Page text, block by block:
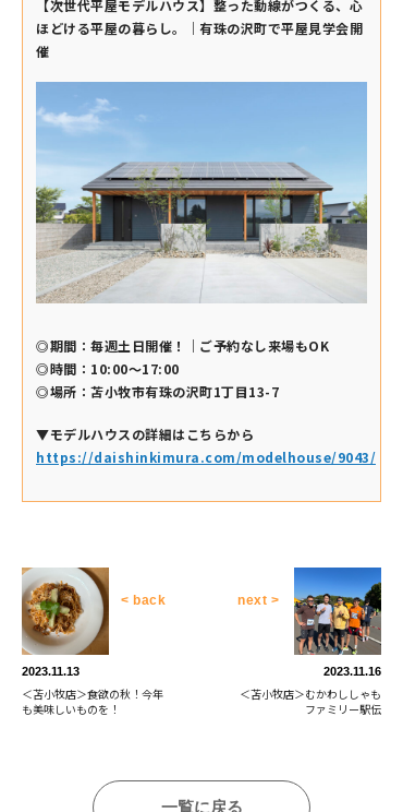
【次世代平屋モデルハウス】整った動線がつくる、心
ほどける平屋の暮らし。｜有珠の沢町で平屋見学会開
催
◎期間：毎週土日開催！｜ご予約なし来場もOK
◎時間：10:00～17:00
◎場所：苫小牧市有珠の沢町1丁目13-7
▼モデルハウスの詳細はこちらから
https://daishinkimura.com/modelhouse/9043/
2023.11.13
＜苫小牧店＞食欲の秋！今年
も美味しいものを！
< back
2023.11.16
＜苫小牧店＞むかわししゃも
ファミリー駅伝
next >
一覧に戻る